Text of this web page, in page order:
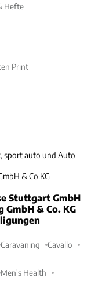
Hefte
Print
sport auto und Auto
& Co.KG
Stuttgart GmbH
GmbH & Co. KG
Caravaning Cavallo
Men's Health